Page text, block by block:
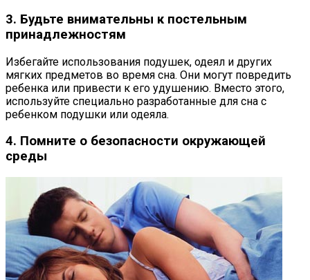
3. Будьте внимательны к постельным
принадлежностям
Избегайте использования подушек, одеял и других
мягких предметов во время сна. Они могут повредить
ребенка или привести к его удушению. Вместо этого,
используйте специально разработанные для сна с
ребенком подушки или одеяла.
4. Помните о безопасности окружающей
среды